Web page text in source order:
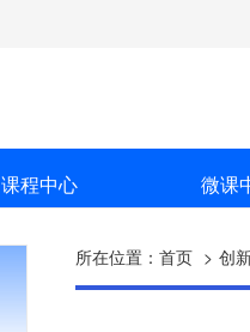
课程中心 微课
所在位置： 首页 创